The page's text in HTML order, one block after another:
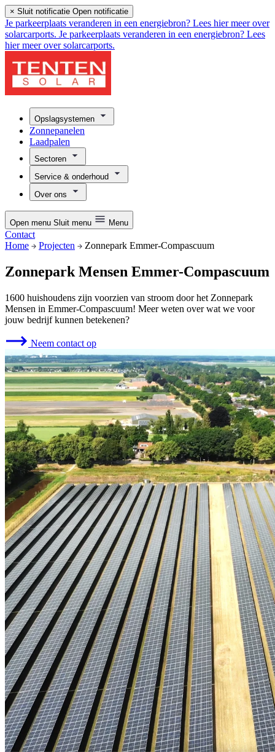
× Sluit notificatie Open notificatie
Je parkeerplaats veranderen in een energiebron? Lees hier meer over
solarcarports. Je parkeerplaats veranderen in een energiebron? Lees
hier meer over solarcarports.
Opslagsystemen
Zonnepanelen
Laadpalen
Sectoren
Service & onderhoud
Over ons
Open menu Sluit menu Menu
Contact
Home
Projecten Zonnepark Emmer-Compascuum
Zonnepark Mensen Emmer-Compascuum
1600 huishoudens zijn voorzien van stroom door het Zonnepark
Mensen in Emmer-Compascuum! Meer weten over wat we voor
jouw bedrijf kunnen betekenen?
Neem contact op